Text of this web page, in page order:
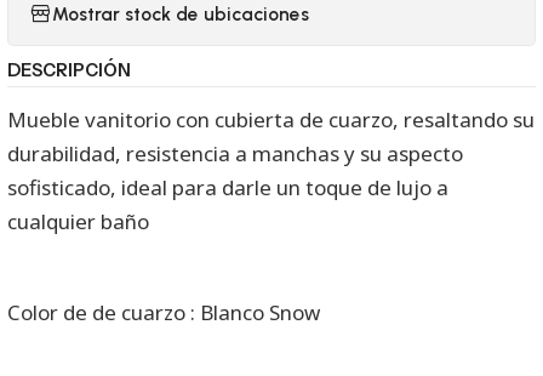
Mostrar stock de ubicaciones
DESCRIPCIÓN
Mueble vanitorio con cubierta de cuarzo, resaltando su
durabilidad, resistencia a manchas y su aspecto
sofisticado, ideal para darle un toque de lujo a
cualquier baño
Color de de cuarzo : Blanco Snow